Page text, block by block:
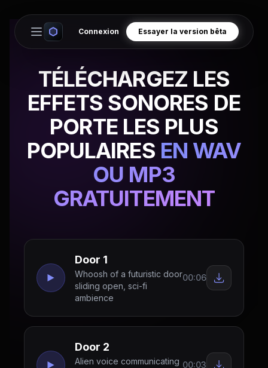
Open main menu
Connexion Essayer la version bêta
TÉLÉCHARGEZ LES
EFFETS SONORES DE
PORTE LES PLUS
POPULAIRES EN WAV
OU MP3
GRATUITEMENT
Door 1
Whoosh of a futuristic door
sliding open, sci-fi
ambience
00:06
Door 2
Alien voice communicating 00:03